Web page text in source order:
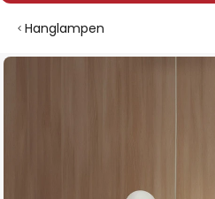
Hanglampen
Ga